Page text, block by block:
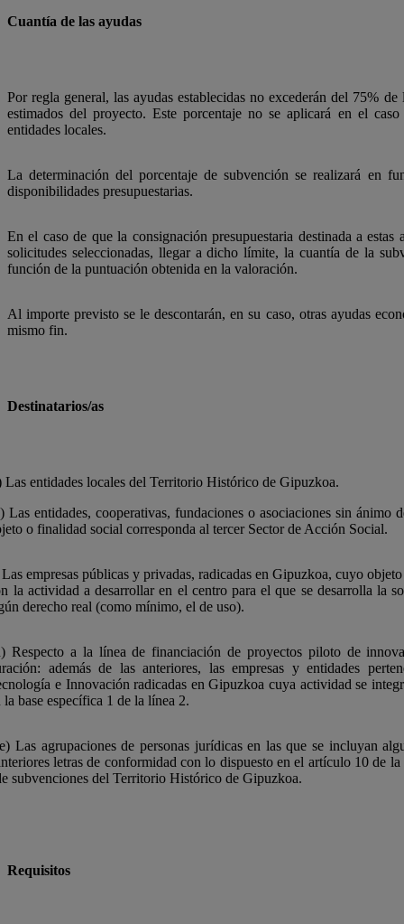
Cuantía de las ayudas
Por regla general, las ayudas establecidas no excederán del 75%
estimados del proyecto. Este porcentaje no se aplicará en el
entidades locales.
La determinación del porcentaje de subvención se realizará en
disponibilidades presupuestarias.
En el caso de que la consignación presupuestaria destinada a
solicitudes seleccionadas, llegar a dicho límite, la cuantía de la
función de la puntuación obtenida en la valoración.
Al importe previsto se le descontarán, en su caso, otras ayudas
mismo fin.
Destinatarios/as
Las entidades locales del Territorio Histórico de Gipuzkoa.
Las entidades, cooperativas, fundaciones o asociaciones sin ánimo
o finalidad social corresponda al tercer Sector de Acción Social.
empresas públicas y privadas, radicadas en Gipuzkoa, cuyo
la actividad a desarrollar en el centro para el que se desarrolla la
derecho real (como mínimo, el de uso).
Respecto a la línea de financiación de proyectos piloto de
además de las anteriores, las empresas y entidades
e Innovación radicadas en Gipuzkoa cuya actividad se
la base específica 1 de la línea 2.
Las agrupaciones de personas jurídicas en las que se incluyan
letras de conformidad con lo dispuesto en el artículo 10 de
subvenciones del Territorio Histórico de Gipuzkoa.
Requisitos